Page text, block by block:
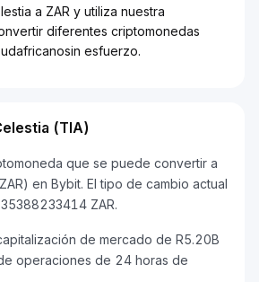
a ZAR y utiliza nuestra
diferentes criptomonedas
esfuerzo.
(TIA)
que se puede convertir a
en Bybit. El tipo de cambio actual
ZAR.
de mercado de R5.20B
operaciones de 24 horas de